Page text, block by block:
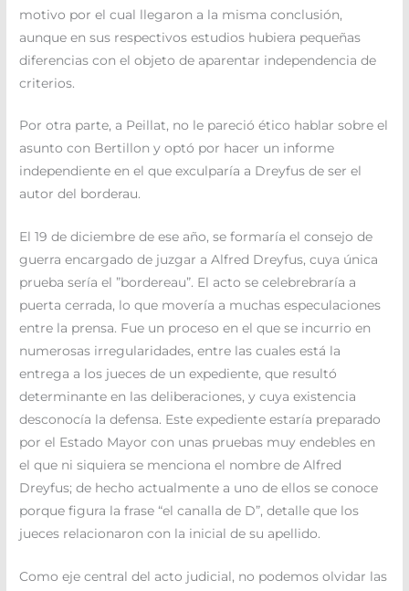
motivo por el cual llegaron a la misma conclusión,
aunque en sus respectivos estudios hubiera pequeñas
diferencias con el objeto de aparentar independencia de
criterios.
Por otra parte, a Peillat, no le pareció ético hablar sobre el
asunto con Bertillon y optó por hacer un informe
independiente en el que exculparía a Dreyfus de ser el
autor del borderau.
El 19 de diciembre de ese año, se formaría el consejo de
guerra encargado de juzgar a Alfred Dreyfus, cuya única
prueba sería el ”bordereau”. El acto se celebrebraría a
puerta cerrada, lo que movería a muchas especulaciones
entre la prensa. Fue un proceso en el que se incurrio en
numerosas irregularidades, entre las cuales está la
entrega a los jueces de un expediente, que resultó
determinante en las deliberaciones, y cuya existencia
desconocía la defensa. Este expediente estaría preparado
por el Estado Mayor con unas pruebas muy endebles en
el que ni siquiera se menciona el nombre de Alfred
Dreyfus; de hecho actualmente a uno de ellos se conoce
porque figura la frase “el canalla de D”, detalle que los
jueces relacionaron con la inicial de su apellido.
Como eje central del acto judicial, no podemos olvidar las